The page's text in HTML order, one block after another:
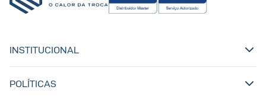
INSTITUCIONAL
POLÍTICAS